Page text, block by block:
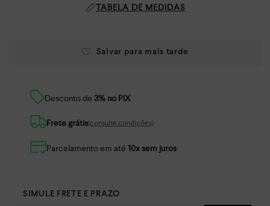
TABELA DE MEDIDAS
Desconto de 3% no PIX
Frete grátis(consulte condições)
Parcelamento em até 10x sem juros